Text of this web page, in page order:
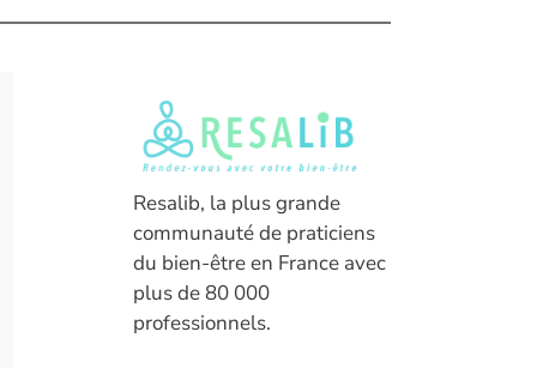
Resalib, la plus grande
communauté de praticiens
du bien-être en France avec
plus de 80 000
professionnels.